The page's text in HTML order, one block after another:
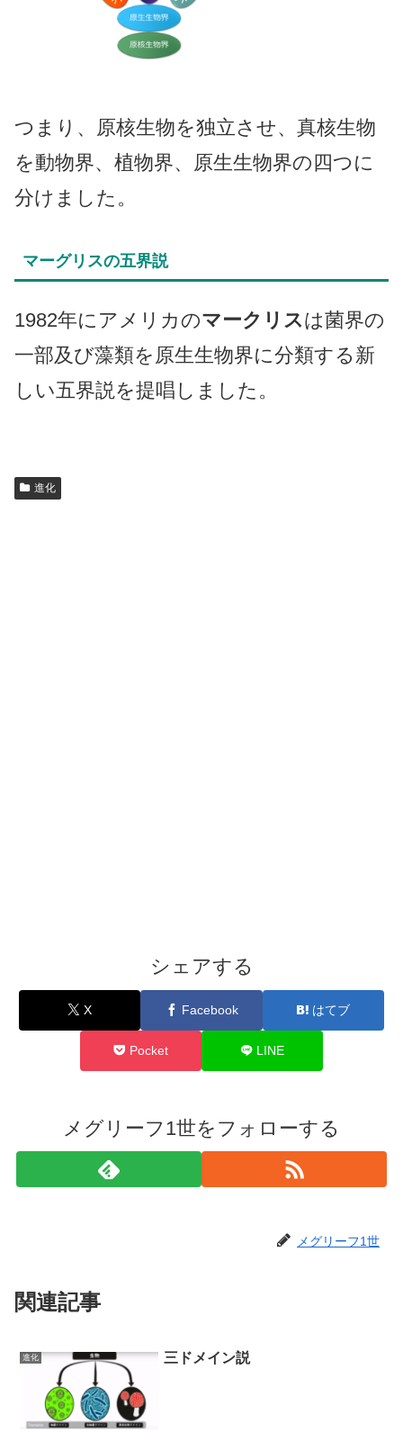
つまり、原核生物を独立させ、真核生物
を動物界、植物界、原生生物界の四つに
分けました。
マーグリスの五界説
1982年にアメリカのマークリスは菌界の
一部及び藻類を原生生物界に分類する新
しい五界説を提唱しました。
進化
シェアする
X Facebook はてブ
Pocket LINE
メグリーフ1世をフォローする
メグリーフ1世
関連記事
進化 三ドメイン説